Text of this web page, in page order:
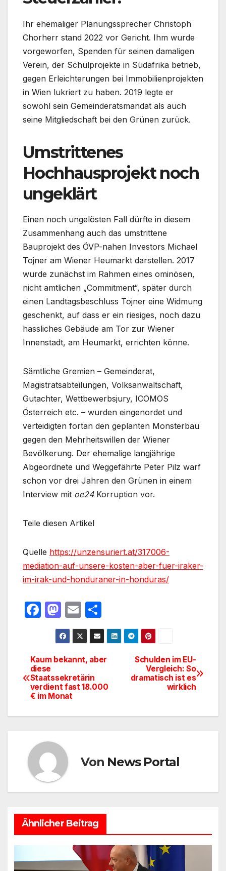
Ihr ehemaliger Planungssprecher Christoph
Chorherr stand 2022 vor Gericht. Ihm wurde
vorgeworfen, Spenden für seinen damaligen
Verein, der Schulprojekte in Südafrika betrieb,
gegen Erleichterungen bei Immobilienprojekten
in Wien lukriert zu haben. 2019 legte er
sowohl sein Gemeinderatsmandat als auch
seine Mitgliedschaft bei den Grünen zurück.
Umstrittenes
Hochhausprojekt noch
ungeklärt
Einen noch ungelösten Fall dürfte in diesem
Zusammenhang auch das umstrittene
Bauprojekt des ÖVP-nahen Investors Michael
Tojner am Wiener Heumarkt darstellen. 2017
wurde zunächst im Rahmen eines ominösen,
nicht amtlichen „Commitment“, später durch
einen Landtagsbeschluss Tojner eine Widmung
geschenkt, auf dass er ein riesiges, noch dazu
hässliches Gebäude am Tor zur Wiener
Innenstadt, am Heumarkt, errichten könne.
Sämtliche Gremien – Gemeinderat,
Magistratsabteilungen, Volksanwaltschaft,
Gutachter, Wettbewerbsjury, ICOMOS
Österreich etc. – wurden eingenordet und
verteidigten fortan den geplanten Monsterbau
gegen den Mehrheitswillen der Wiener
Bevölkerung. Der ehemalige langjährige
Abgeordnete und Weggefährte Peter Pilz warf
schon vor drei Jahren den Grünen in einem
Interview mit oe24 Korruption vor.
Teile diesen Artikel
Quelle https://unzensuriert.at/317006-
mediation-auf-unsere-kosten-aber-fuer-iraker-
im-irak-und-honduraner-in-honduras/
F
e
b
o
M
a
st
o
d
o
E
m
ail
ei
le
n
Beitragsnavigation
Schulden im EU-
Vergleich: So
dramatisch ist es
wirklich
Kaum bekannt, aber
diese
Staatssekretärin
verdient fast 18.000
€ im Monat
Von News Portal
Ähnlicher Beitrag